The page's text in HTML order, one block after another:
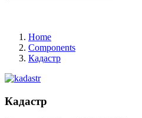
Home
Components
Кадастр
Кадастр